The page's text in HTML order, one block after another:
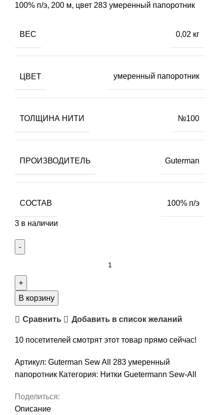
250,00 ₽.
100% п/э, 200 м, цвет 283 умеренный папоротник
ВЕС 0,02 кг
ЦВЕТ умеренный папоротник
ТОЛЩИНА НИТИ №100
ПРОИЗВОДИТЕЛЬ Guterman
СОСТАВ 100% п/э
3 в наличии
Нитки
универсальные
Creativ
100%
п/
200
м,
В корзину
Сравнить Добавить в список желаний
10 посетителей смотрят этот товар прямо сейчас!
Артикул: Guterman Sew All 283 умеренный
папоротник Категория: Нитки Guetermann Sew-All
Поделиться:
Описание